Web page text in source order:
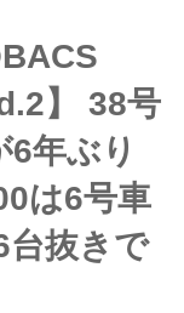
スト)を行っ
】 38号
年ぶり
は6号車
台抜きで